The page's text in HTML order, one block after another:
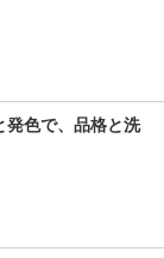
発色で、品格と洗